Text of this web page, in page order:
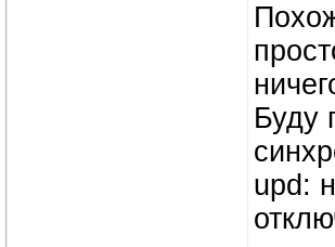
Буду
upd: